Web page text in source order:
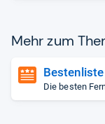
Mehr zum
Bestenliste
Die besten